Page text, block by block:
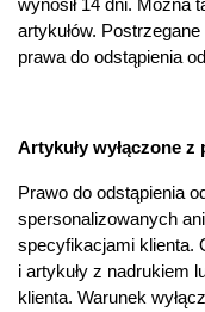
wynosił 14 dni. Można
artykułów.
prawa do odstąpienia
Artykuły wyłączone
Prawo do odstąpienia
spersonalizowanych
specyfikacjami klienta.
i artykuły z nadrukiem
klienta. Warunek